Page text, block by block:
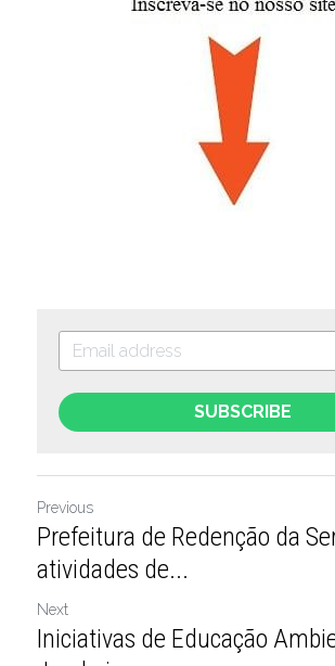
SUBSCRIBE
Previous
Prefeitura de Redenção da
atividades de...
Next
Iniciativas de Educação